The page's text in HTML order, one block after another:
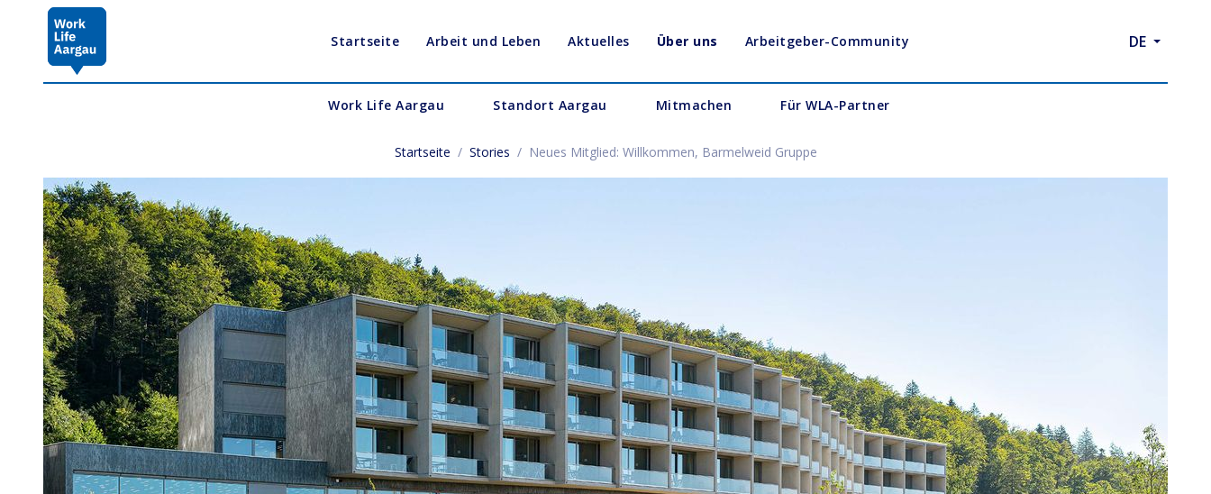
Startseite Arbeit und Leben Aktuelles Über uns Arbeitgeber-Community DE
Work Life Aargau Standort Aargau Mitmachen Für WLA-Partner
Startseite / Stories / Neues Mitglied: Willkommen, Barmelweid Gruppe